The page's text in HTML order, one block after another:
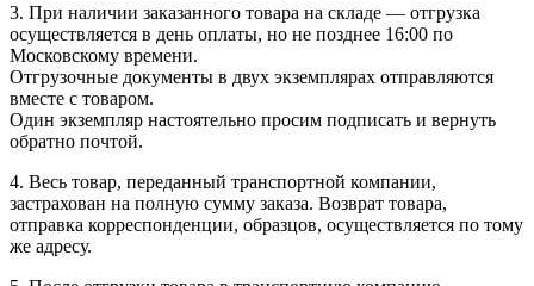
3. При наличии заказанного товара на складе — отгрузка
осуществляется в день оплаты, но не позднее 16:00 по
Московскому времени.
Отгрузочные документы в двух экземплярах отправляются
вместе с товаром.
Один экземпляр настоятельно просим подписать и вернуть
обратно почтой.
4. Весь товар, переданный транспортной компании,
застрахован на полную сумму заказа. Возврат товара,
отправка корреспонденции, образцов, осуществляется по тому
же адресу.